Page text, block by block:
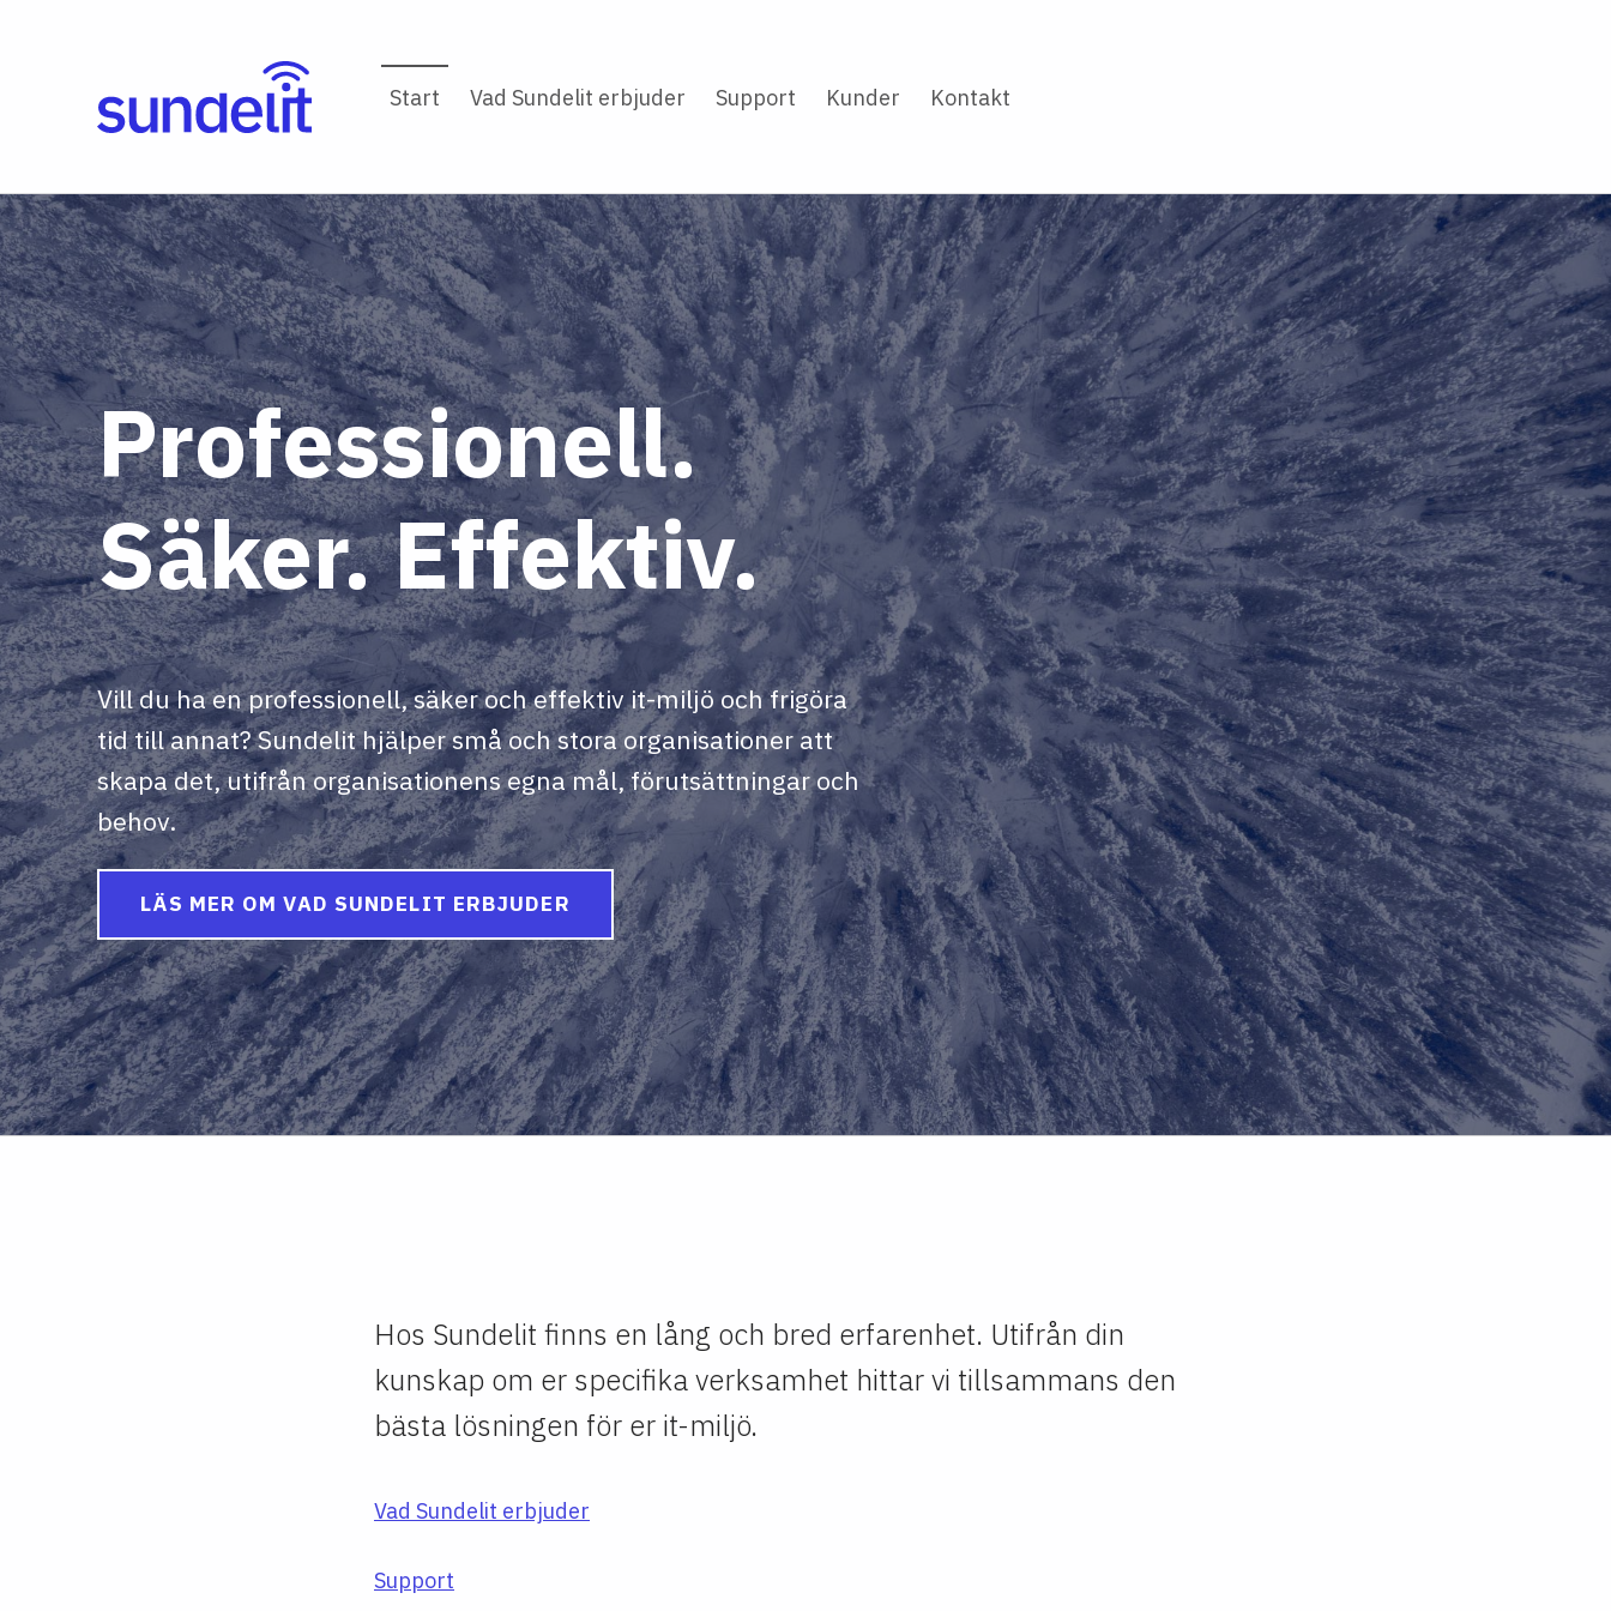
Start Vad Sundelit erbjuder Support Kunder Kontakt
Professionell.
Säker. Effektiv.
Vill du ha en professionell, säker och effektiv it-miljö och frigöra
tid till annat? Sundelit hjälper små och stora organisationer att
skapa det, utifrån organisationens egna mål, förutsättningar och
behov.
LÄS MER OM VAD SUNDELIT ERBJUDER
Hos Sundelit finns en lång och bred erfarenhet. Utifrån din
kunskap om er specifika verksamhet hittar vi tillsammans den
bästa lösningen för er it-miljö.
Vad Sundelit erbjuder
Support